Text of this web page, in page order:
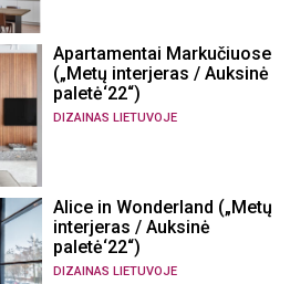
Apartamentai Markučiuose
(„Metų interjeras / Auksinė
paletė‘22“)
DIZAINAS LIETUVOJE
Alice in Wonderland („Metų
interjeras / Auksinė
paletė‘22“)
DIZAINAS LIETUVOJE